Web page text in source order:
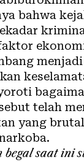
bahwa
telah
yang
begal saat ini